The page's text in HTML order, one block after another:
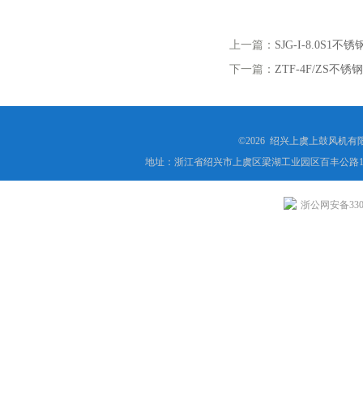
上一篇： SJG-I-8.0S1不锈
下一篇： ZTF-4F/ZS不锈
©2026 绍兴上虞上鼓风机有
地址：浙江省绍兴市上虞区梁湖工业园区百丰公路
浙公网安备